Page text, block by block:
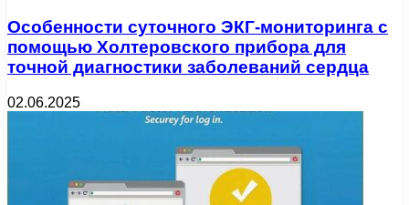
Особенности суточного ЭКГ-мониторинга с
помощью Холтеровского прибора для
точной диагностики заболеваний сердца
02.06.2025